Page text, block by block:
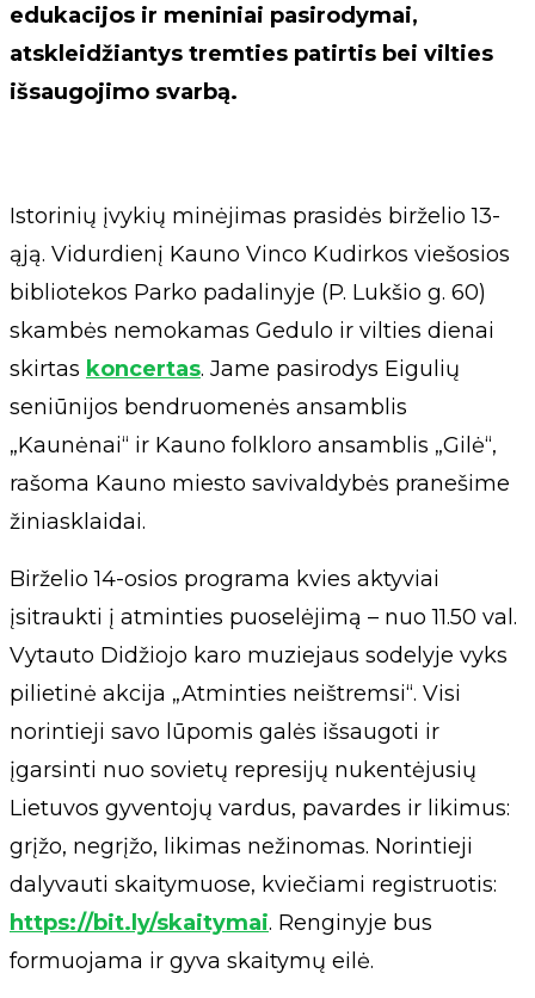
edukacijos ir meniniai pasirodymai,
atskleidžiantys tremties patirtis bei vilties
išsaugojimo svarbą.
Istorinių įvykių minėjimas prasidės birželio 13-
ąją. Vidurdienį Kauno Vinco Kudirkos viešosios
bibliotekos Parko padalinyje (P. Lukšio g. 60)
skambės nemokamas Gedulo ir vilties dienai
skirtas koncertas. Jame pasirodys Eigulių
seniūnijos bendruomenės ansamblis
„Kaunėnai“ ir Kauno folkloro ansamblis „Gilė“,
rašoma Kauno miesto savivaldybės pranešime
žiniasklaidai.
Birželio 14-osios programa kvies aktyviai
įsitraukti į atminties puoselėjimą – nuo 11.50 val.
Vytauto Didžiojo karo muziejaus sodelyje vyks
pilietinė akcija „Atminties neištremsi“. Visi
norintieji savo lūpomis galės išsaugoti ir
įgarsinti nuo sovietų represijų nukentėjusių
Lietuvos gyventojų vardus, pavardes ir likimus:
grįžo, negrįžo, likimas nežinomas. Norintieji
dalyvauti skaitymuose, kviečiami registruotis:
https://bit.ly/skaitymai. Renginyje bus
formuojama ir gyva skaitymų eilė.